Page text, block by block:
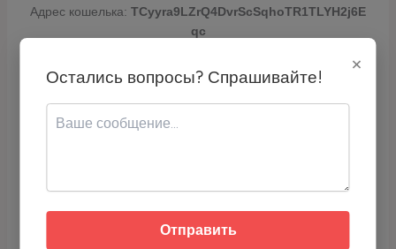
Адрес кошелька: TCyyra9LZrQ4DvrScSqhoTR1TLYH2j6E
qc
Скопируйте адрес или используйте QR-код для перевода USDT.
Про Бани, Печи, Сауны:
почек?
ходить в баню?
×
Остались вопросы? Спрашивайте!
Отправить